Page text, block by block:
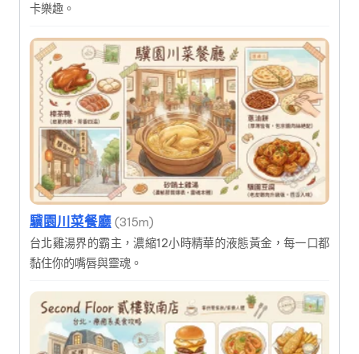
卡樂趣。
驥園川菜餐廳 (315m)
台北雞湯界的霸主，濃縮12小時精華的液態黃金，每一口都
黏住你的嘴唇與靈魂。